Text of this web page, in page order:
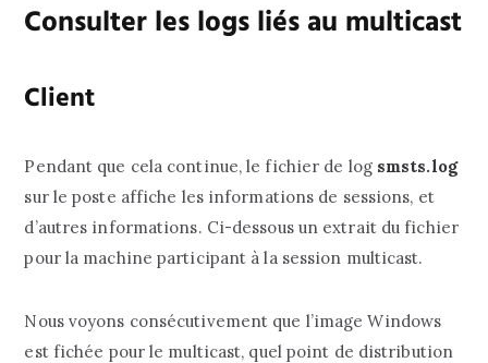
Consulter les logs liés au multicast
Client
Pendant que cela continue, le fichier de log smsts.log
sur le poste affiche les informations de sessions, et
d’autres informations. Ci-dessous un extrait du fichier
pour la machine participant à la session multicast.
Nous voyons consécutivement que l’image Windows
est fichée pour le multicast, quel point de distribution